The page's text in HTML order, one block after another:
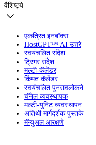
वैशिष्ट्ये
एकत्रित इनबॉक्स
HostGPT™ AI उत्तरे
स्वयंचलित संदेश
ट्रिगर संदेश
मल्टी-कॅलेंडर
किंमत कॅलेंडर
स्वयंचलित पुनरावलोकने
चॅनेल व्यवस्थापक
मल्टी-युनिट व्यवस्थापन
अतिथी मार्गदर्शक पुस्तके
मॅन्युअल आरक्षणे